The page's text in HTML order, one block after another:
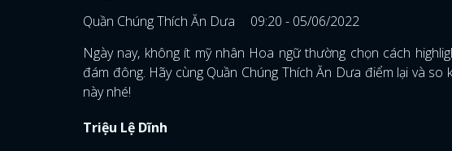
Quần Chúng Thích Ăn Dưa
09:20 - 05/06/2022
Ngày nay, không ít mỹ nhân Hoa ngữ thường chọn cách
đám đông. Hãy cùng Quần Chúng Thích Ăn Dưa điểm lại và
này nhé!
Triệu Lệ Dĩnh